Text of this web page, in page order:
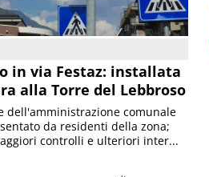
in via Festaz: installata
alla Torre del Lebbroso
dell'amministrazione comunale
da residenti della zona;
controlli e ulteriori inter...